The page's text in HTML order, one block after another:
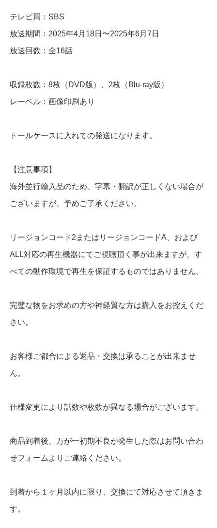
テレビ局：SBS
放送期間：2025年4月18日〜2025年6月7日
放送回数：全16話
収録枚数：8枚（DVD版）、2枚（Blu-ray版）
レーベル：画像印刷あり
トールケースに入れての発送になります。
【注意事項】
海外並行輸入品のため、字幕・翻訳が正しくない場合が
ございますが、予めご了承ください。
リージョンコード2またはリージョンコードA、および
ALL対応の再生機器にてご視聴頂く事が出来ますが、す
べての動作環境で再生を保証するものではありません。
完璧な物をお求めの方や神経質な方は購入をお控えくだ
さい。
お客様ご都合による返品・交換は承ることが出来ませ
ん。
仕様変更により話数や枚数が異なる場合がございます。
商品到着後、万が一初期不良が発生した際はお問い合わ
せフォームよりご連絡ください。
到着から１ヶ月以内に限り、交換にて対応させて頂きま
す。